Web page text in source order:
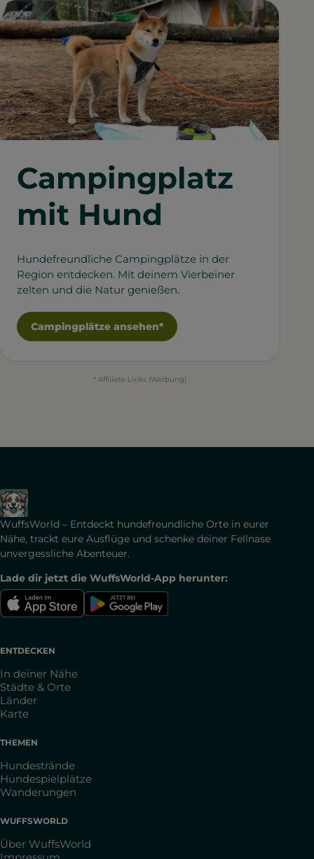
Campingplatz
mit Hund
Hundefreundliche Campingplätze in der
Region entdecken. Mit deinem Vierbeiner
zelten und die Natur genießen.
Campingplätze ansehen*
* Affiliate-Links (Werbung)
WuffsWorld – Entdeckt hundefreundliche Orte in eurer
Nähe, trackt eure Ausflüge und schenke deiner Fellnase
unvergessliche Abenteuer.
Lade dir jetzt die WuffsWorld-App herunter:
ENTDECKEN
In deiner Nähe
Städte & Orte
Länder
Karte
THEMEN
Hundestrände
Hundespielplätze
Wanderungen
WUFFSWORLD
Über WuffsWorld